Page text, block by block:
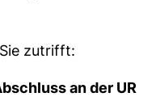
zutrifft:
an der UR